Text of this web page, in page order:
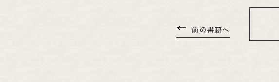
前の書籍へ